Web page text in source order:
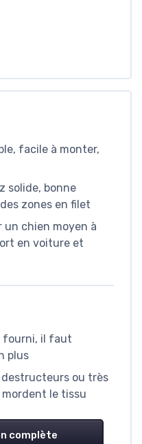
facile à monter,
solide, bonne
zones en filet
un chien moyen à
en voiture et
fourni, il faut
plus
destructeurs ou très
le tissu
complète